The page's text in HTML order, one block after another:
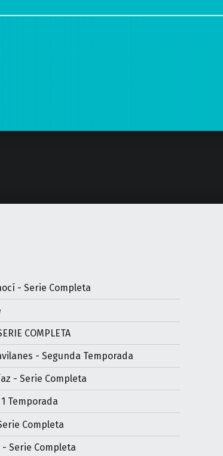
- Serie Completa
COMPLETA
- Segunda Temporada
- Serie Completa
Temporada
Completa
Serie Completa